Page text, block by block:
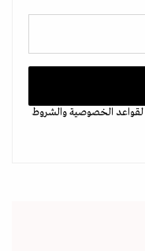
لقواعد الخصوصيةوالشروط